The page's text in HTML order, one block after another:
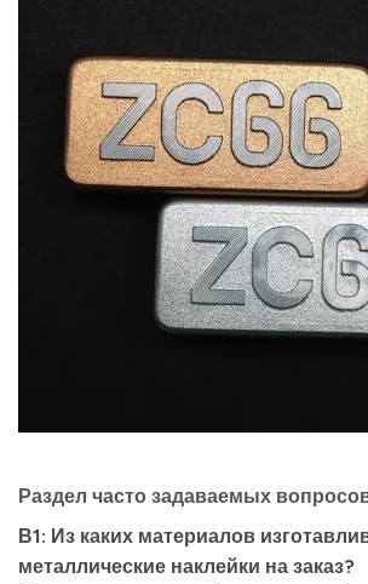
Раздел часто задаваемых
В1: Из каких материалов
металлические наклейки на заказ?